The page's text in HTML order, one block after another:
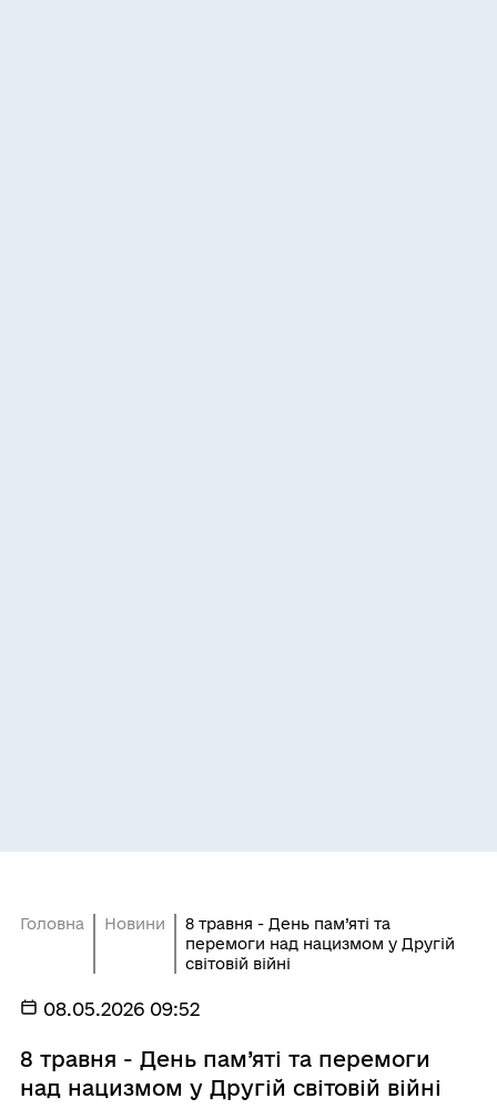
Головна Новини
8 травня - День пам’яті та
перемоги над нацизмом у Другій
світовій війні
08.05.2026 09:52
8 травня - День пам’яті та перемоги
над нацизмом у Другій світовій війні